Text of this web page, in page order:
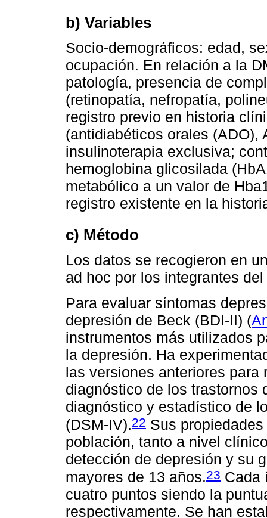
b) Variables
Socio-demográficos: edad,
ocupación. En relación a la
patología, presencia de
(retinopatía, nefropatía,
registro previo en historia
(antidiabéticos orales (ADO),
insulinoterapia exclusiva;
hemoglobina glicosilada
metabólico a un valor de
registro existente en la
c) Método
Los datos se recogieron en
ad hoc por los integrantes
Para evaluar síntomas
depresión de Beck (BDI-II) (
instrumentos más utilizados
la depresión. Ha
las versiones anteriores para
diagnóstico de los trastornos
diagnóstico y estadístico de
(DSM-IV).22 Sus
población, tanto a nivel
detección de depresión y su
mayores de 13 años.23 Cada
cuatro puntos siendo la
respectivamente. Se han